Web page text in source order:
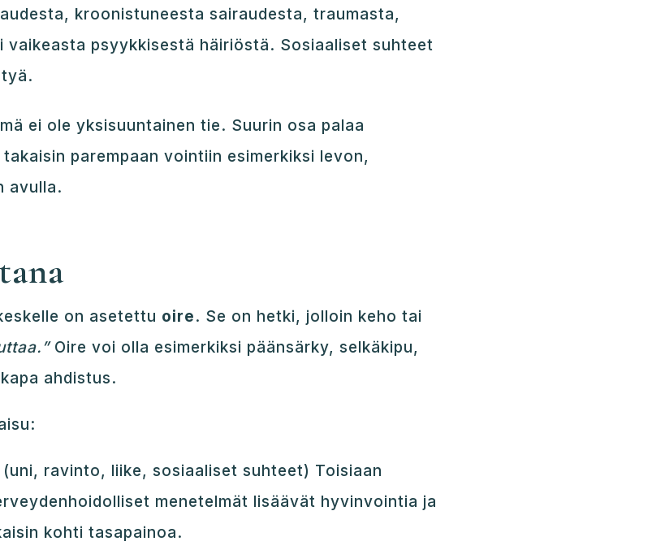
kroonistuneesta sairaudesta, traumasta,
vaikeasta psyykkisestä häiriöstä. Sosiaaliset suhteet
ei ole yksisuuntainen tie. Suurin osa palaa
parempaan vointiin esimerkiksi levon,
avulla.
on asetettu oire. Se on hetki, jolloin keho tai
Oire voi olla esimerkiksi päänsärky, selkäkipu,
ahdistus.
(uni, ravinto, liike, sosiaaliset suhteet) Toisiaan
menetelmät lisäävät hyvinvointia ja
kohti tasapainoa.